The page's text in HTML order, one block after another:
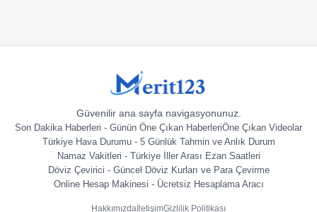
Güvenilir ana sayfa navigasyonunuz.
Son Dakika Haberleri - Günün Öne Çıkan HaberleriÖne Çıkan Videolar
Türkiye Hava Durumu - 5 Günlük Tahmin ve Anlık Durum
Namaz Vakitleri - Türkiye İller Arası Ezan Saatleri
Döviz Çevirici - Güncel Döviz Kurları ve Para Çevirme
Online Hesap Makinesi - Ücretsiz Hesaplama Aracı
Hakkımızda İletişimGizlilik Politikası